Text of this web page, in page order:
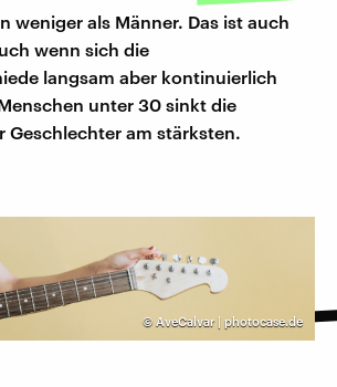
weniger als Männer. Das ist auch
wenn sich die
langsam aber kontinuierlich
unter 30 sinkt die
Geschlechter am stärksten.
© AveCalvar | photocase.de